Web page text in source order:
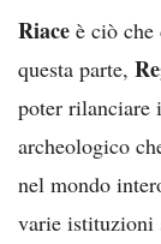
Riace è ciò
questa parte,
poter rilanciare
archeologico
nel mondo
varie istituzioni